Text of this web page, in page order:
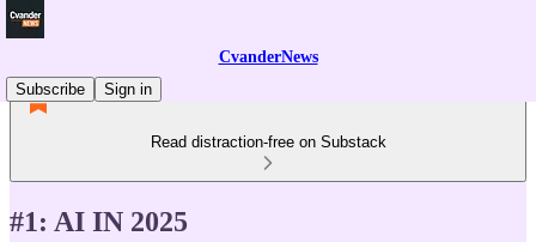
CvanderNews
Subscribe
Sign in
Read distraction-free on Substack
#1: AI IN 2025